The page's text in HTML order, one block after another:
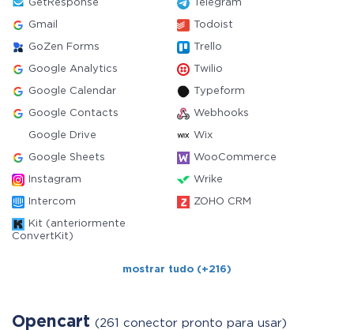
GetResponse Telegram
Gmail Todoist
GoZen Forms Trello
Google Analytics Twilio
Google Calendar Typeform
Google Contacts Webhooks
Google Drive Wix
Google Sheets WooCommerce
Instagram Wrike
Intercom ZOHO CRM
Kit (anteriormente
ConvertKit)
mostrar tudo (+216)
Opencart (261 conector pronto para usar)